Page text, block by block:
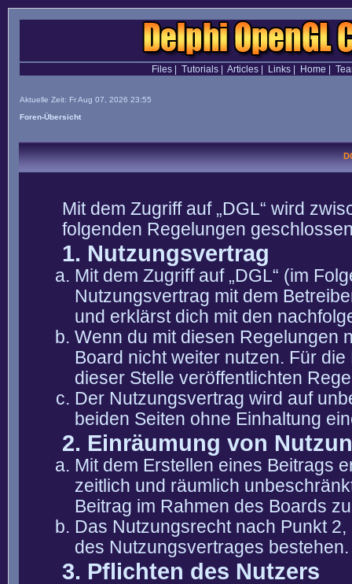
Files| Tutorials| Articles| Links| Home
Aktuelle Zeit: Fr Aug 07, 2026 23:55
Foren-Übersicht
Mit dem Zugriff auf „DGL“ wird
folgenden Regelungen
1. Nutzungsvertrag
Mit dem Zugriff auf „DGL“ (im
Nutzungsvertrag mit dem
und erklärst dich mit den
Wenn du mit diesen Regelungen
Board nicht weiter nutzen. Für
dieser Stelle veröffentlichten
Der Nutzungsvertrag wird auf
beiden Seiten ohne Einhaltung
2. Einräumung von
Mit dem Erstellen eines Beitrags
zeitlich und räumlich
Beitrag im Rahmen des Boards
Das Nutzungsrecht nach Punkt
des Nutzungsvertrages bestehen.
3. Pflichten des Nutzers